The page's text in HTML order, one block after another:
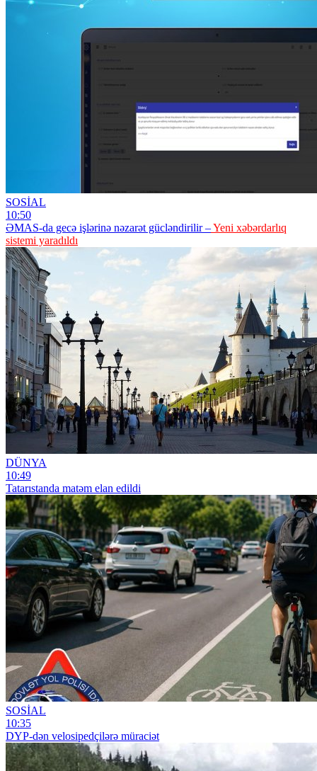
SOSİAL
10:50
ƏMAS-da gecə işlərinə nəzarət gücləndirilir –Yeni xəbərdarlıq
sistemi yaradıldı
DÜNYA
10:49
Tatarıstanda matəm elan edildi
SOSİAL
10:35
DYP-dən velosipedçilərə müraciət